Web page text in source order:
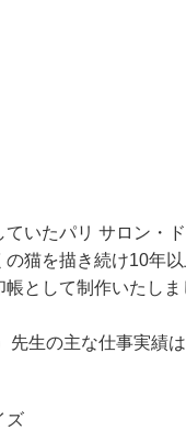
いたパリ サロン・
猫を描き続け10年
として制作いたしま
生の主な仕事実績
ズ